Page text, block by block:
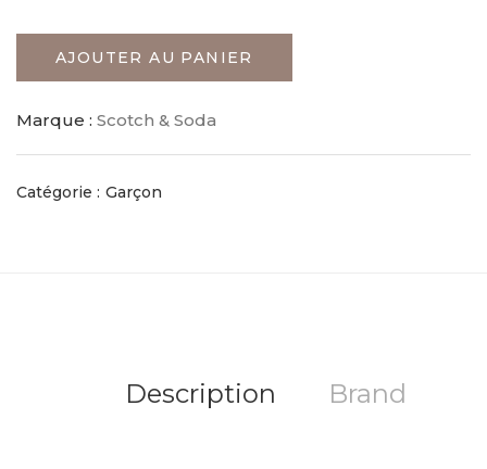
AJOUTER AU PANIER
Marque : Scotch & Soda
Catégorie : Garçon
Description Brand